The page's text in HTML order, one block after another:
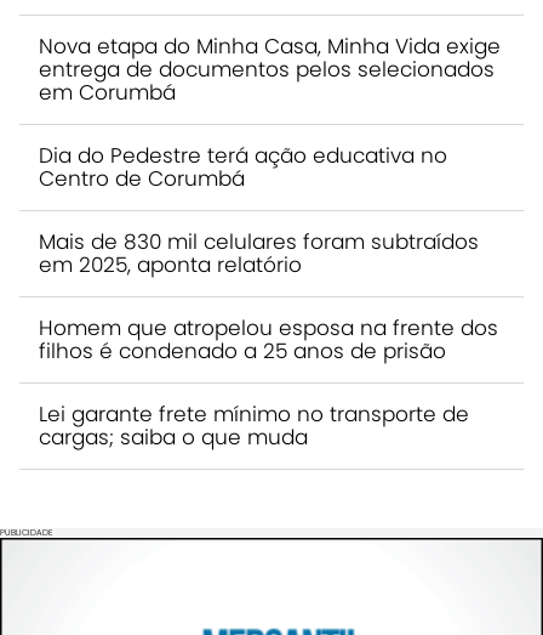
Nova etapa do Minha Casa, Minha Vida exige
entrega de documentos pelos selecionados
em Corumbá
Dia do Pedestre terá ação educativa no
Centro de Corumbá
Mais de 830 mil celulares foram subtraídos
em 2025, aponta relatório
Homem que atropelou esposa na frente dos
filhos é condenado a 25 anos de prisão
Lei garante frete mínimo no transporte de
cargas; saiba o que muda
PUBLICIDADE